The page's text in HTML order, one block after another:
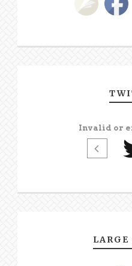
Invalid or
LARGE